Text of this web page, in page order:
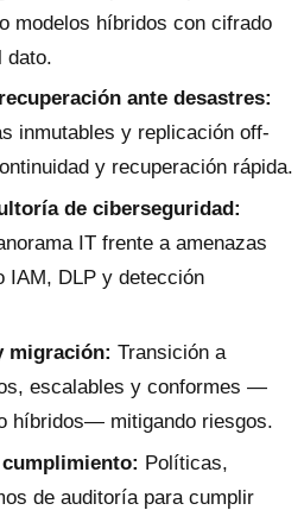
modelos híbridos con cifrado
dato.
ante desastres:
inmutables y replicación off-
y recuperación rápida.
de ciberseguridad:
IT frente a amenazas
IAM, DLP y detección
migración: Transición a
escalables y conformes —
híbridos— mitigando riesgos.
Políticas,
de auditoría para cumplir